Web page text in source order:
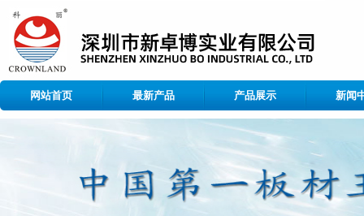
网站首页 最新产品 产品展示 新闻